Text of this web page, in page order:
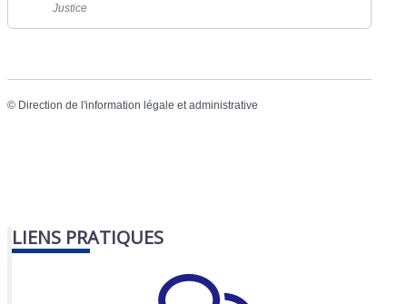
Justice
© Direction de l'information légale et administrative
LIENS PRATIQUES